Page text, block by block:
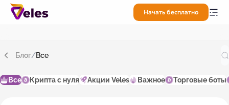
Начать бесплатно
Блог/Все
Все Крипта с нуля Акции Veles Важное Торговые боты